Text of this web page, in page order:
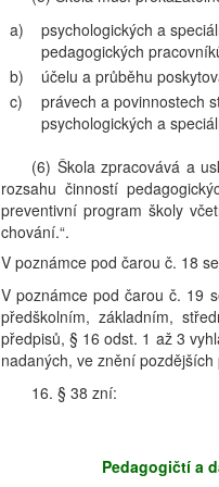
a)
psychologických a
pedagogických
b)
účelu a průběhu
c)
právech a povinnostech
psychologických a
(6) Škola zpracovává a
rozsahu činností
preventivní program školy
chování.“.
V poznámce pod čarou č. 18
V poznámce pod čarou č. 19
předškolním, základním,
předpisů, § 16 odst. 1 až 3
nadaných, ve znění pozdějších
16. § 38 zní:
Pedagogičtí a